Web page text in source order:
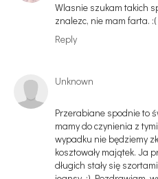
Wlasnie szukam takich
znalezc, nie mam farta. :(
Reply
Unknown
Przerabiane spodnie to
mamy do czynienia z
wypadku nie będziemy
kosztowały majątek. Ja
długich stały się